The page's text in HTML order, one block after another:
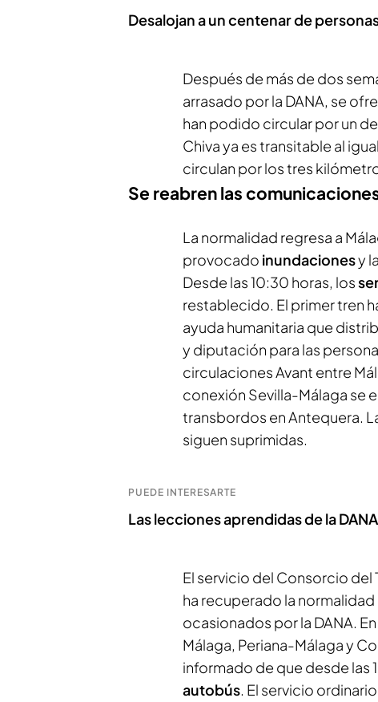
Desalojan a un centenar de
Después de más de dos
arrasado por la DANA, se
han podido circular por un
Chiva ya es transitable al
circulan por los tres
Se reabren las
La normalidad regresa a
provocado inundacionesy
Desde las 10:30 horas, los
restablecido. El primer tren
ayuda humanitaria que
y diputación para las
circulaciones Avant entre
conexión Sevilla-Málaga se
transbordos en Antequera.
siguen suprimidas.
PUEDE INTERESARTE
Las lecciones aprendidas de la
El servicio del Consorcio
ha recuperado la
ocasionados por la DANA.
Málaga, Periana-Málaga y
informado de que desde las
autobús. El servicio